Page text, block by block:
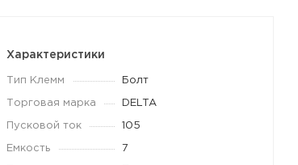
Характеристики
Тип Клемм Болт
Торговая марка DELTA
Пусковой ток 105
Емкость 7